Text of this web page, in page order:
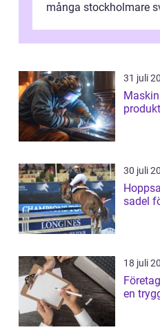
många stockholmare
31 juli
Maskinpark
30 juli
sadel
18 juli
en